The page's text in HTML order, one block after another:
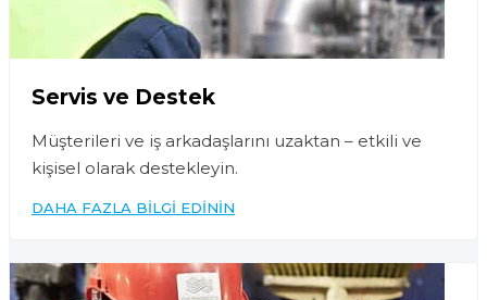
Servis ve Destek
Müşterileri ve iş arkadaşlarını uzaktan – etkili ve
kişisel olarak destekleyin.
DAHA FAZLA BILGI EDININ